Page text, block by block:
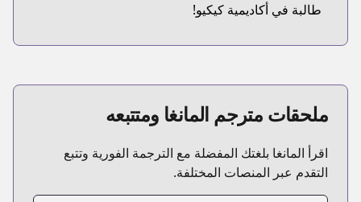
طالبة في أكاديمية كيكيو!
ملحقات مترجم المانغا ومتتبعه
اقرأ المانغا بلغتك المفضلة مع الترجمة الفورية وتتبع
التقدم عبر المنصات المختلفة.